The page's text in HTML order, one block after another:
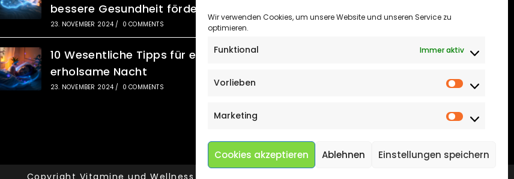
Wir verwenden Cookies, um unsere Website und unseren Service zu
optimieren.
Funktional Immer aktiv
Vorlieben
Vorlieben
Marketing
Marketing
Cookies akzeptieren Ablehnen Einstellungen speichern
bessere Gesundheit fördern
23. NOVEMBER 2024 / 0 COMMENTS
10 Wesentliche Tipps für eine
erholsame Nacht
23. NOVEMBER 2024 / 0 COMMENTS
SLOW TRAVEL SOLFEGGIO STRATEGIEN
VITAMINE
WASSERFILTER
Copyright Vitamine und Wellness